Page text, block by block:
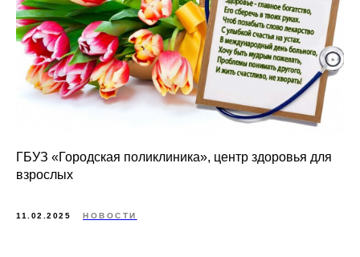
ГБУЗ «Городская поликлиника», центр здоровья для
взрослых
11.02.2025 НОВОСТИ